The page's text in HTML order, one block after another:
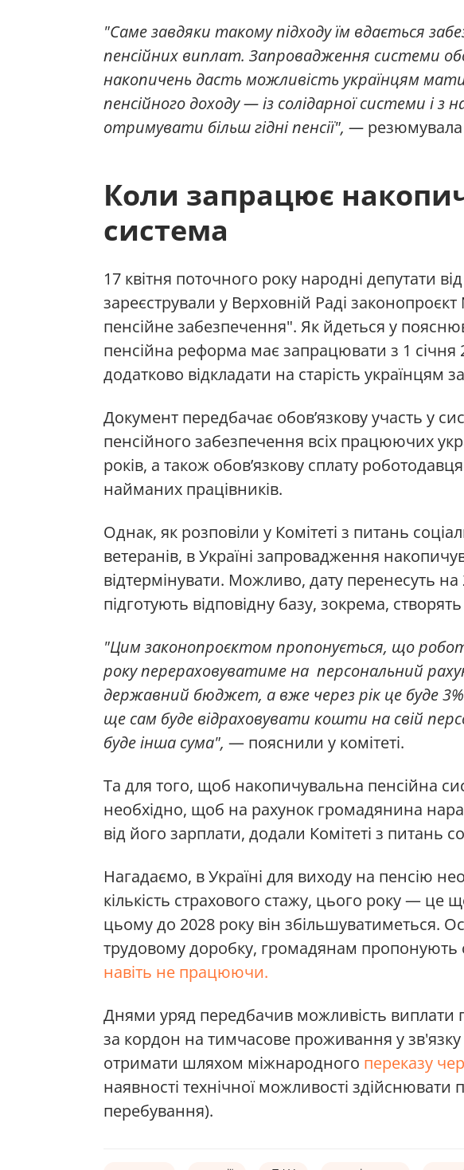
"Саме завдяки такому підходу їм вдається
пенсійних виплат. Запровадження системи
накопичень дасть можливість українцям
пенсійного доходу — із солідарної системи і
отримувати більш гідні пенсії", —
Коли запрацює
система
17 квітня поточного року народні депутати
зареєстрували у Верховній Раді
пенсійне забезпечення". Як йдеться у
пенсійна реформа має запрацювати з 1 січня
додатково відкладати на старість українцям
Документ передбачає обов’язкову участь у
пенсійного забезпечення всіх працюючих
років, а також обов’язкову сплату
найманих працівників.
Однак, як розповіли у Комітеті з питань
ветеранів, в Україні запровадження
відтермінувати. Можливо, дату перенесуть на
підготують відповідну базу, зокрема,
"Цим законопроєктом пропонується, що
року перераховуватиме на персональний
державний бюджет, а вже через рік це буде
ще сам буде відраховувати кошти на свій
буде інша сума", — пояснили у комітеті.
Та для того, щоб накопичувальна пенсійна
необхідно, щоб на рахунок громадянина
від його зарплати, додали Комітеті з питань
Нагадаємо, в Україні для виходу на пенсію
кількість страхового стажу, цього року —
цьому до 2028 року він збільшуватиметься.
трудовому доробку, громадянам пропонують
навіть не працюючи.
Днями уряд передбачив можливість виплати
за кордон на тимчасове проживання у
отримати шляхом міжнародного переказу
наявності технічної можливості здійснювати
перебування).